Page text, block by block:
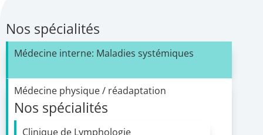
Nos spécialités
Médecine interne: Maladies systémiques
Médecine physique / réadaptation
Nos spécialités
Clinique de Lymphologie